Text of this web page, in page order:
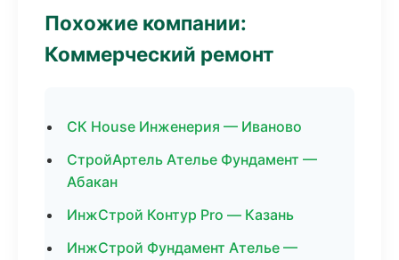
Похожие компании:
Коммерческий ремонт
СК House Инженерия — Иваново
СтройАртель Ателье Фундамент —
Абакан
ИнжСтрой Контур Pro — Казань
ИнжСтрой Фундамент Ателье —